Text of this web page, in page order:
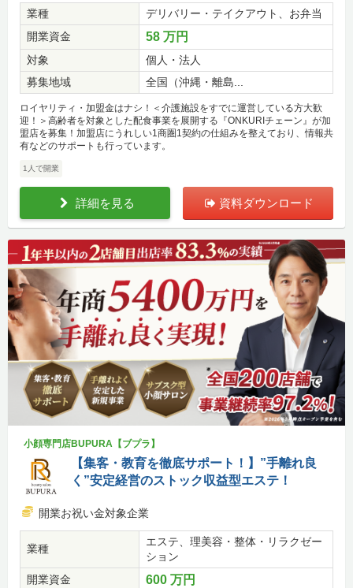
業種
デリバリー・テイクアウト、お弁当
開業資金
58 万円
対象
個人・法人
募集地域
全国（沖縄・離島...
ロイヤリティ・加盟金はナシ！＜介護施設をすでに運営している方大歓
迎！＞高齢者を対象とした配食事業を展開する『ONKURIチェーン』が加
盟店を募集！加盟店にうれしい1商圏1契約の仕組みを整えており、情報共
有などのサポートも行っています。
1人で開業
詳細を見る 資料ダウンロード
小顔専門店BUPURA【ブプラ】
【集客・教育を徹底サポート！】”手離れ良
く”安定経営のストック収益型エステ！
開業お祝い金対象企業
業種
エステ、理美容・整体・リラクゼー
ション
開業資金
600 万円